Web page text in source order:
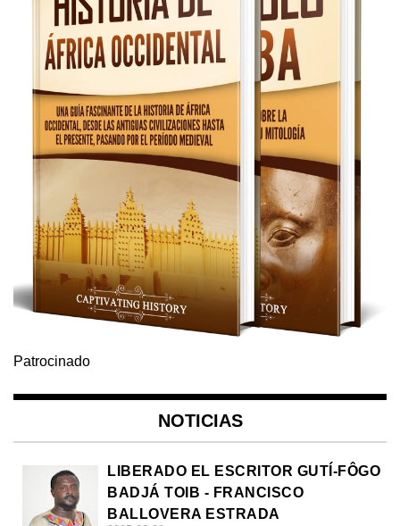
Patrocinado
NOTICIAS
LIBERADO EL ESCRITOR GUTÍ-FÔGO
BADJÁ TOIB - FRANCISCO
BALLOVERA ESTRADA